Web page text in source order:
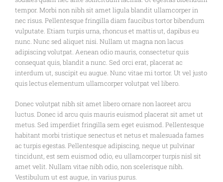
tempor. Morbi non nibh sit amet ligula blandit ullamcorper in
nec risus. Pellentesque fringilla diam faucibus tortor bibendum
vulputate. Etiam turpis urna, rhoncus et mattis ut, dapibus eu
nunc. Nunc sed aliquet nisi. Nullam ut magna non lacus
adipiscing volutpat. Aenean odio mauris, consectetur quis
consequat quis, blandit a nunc. Sed orci erat, placerat ac
interdum ut, suscipit eu augue. Nunc vitae mi tortor. Ut vel justo
quis lectus elementum ullamcorper volutpat vel libero.
Donec volutpat nibh sit amet libero ornare non laoreet arcu
luctus. Donec id arcu quis mauris euismod placerat sit amet ut
metus. Sed imperdiet fringilla sem eget euismod. Pellentesque
habitant morbi tristique senectus et netus et malesuada fames
ac turpis egestas. Pellentesque adipiscing, neque ut pulvinar
tincidunt, est sem euismod odio, eu ullamcorper turpis nisl sit
amet velit. Nullam vitae nibh odio, non scelerisque nibh.
Vestibulum ut est augue, in varius purus.